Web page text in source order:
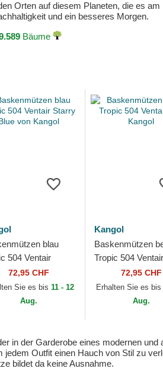
Orten auf diesem Planeten, die es
und ein besseres Morgen.
Bäume
blau
504 Ventair
Blue von Kangol
72,95 CHF
Sie es bis 11 - 12
Aug.
Kangol
Baskenmützen
Tropic 504
72,95 CHF
Erhalten Sie es bis
Aug.
in der Garderobe eines modernen
Outfit einen Hauch von Stil zu
bildet da keine Ausnahme.